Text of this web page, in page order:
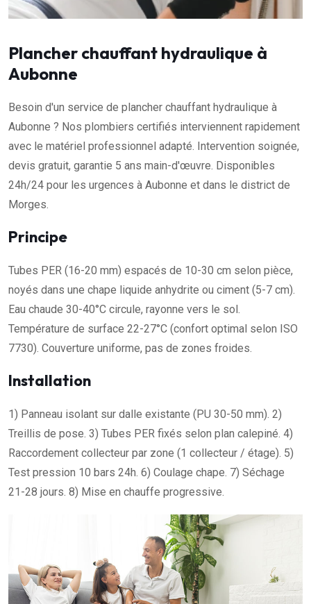
Plancher chauffant hydraulique à
Aubonne
Besoin d'un service de plancher chauffant hydraulique à
Aubonne ? Nos plombiers certifiés interviennent rapidement
avec le matériel professionnel adapté. Intervention soignée,
devis gratuit, garantie 5 ans main-d'œuvre. Disponibles
24h/24 pour les urgences à Aubonne et dans le district de
Morges.
Principe
Tubes PER (16-20 mm) espacés de 10-30 cm selon pièce,
noyés dans une chape liquide anhydrite ou ciment (5-7 cm).
Eau chaude 30-40°C circule, rayonne vers le sol.
Température de surface 22-27°C (confort optimal selon ISO
7730). Couverture uniforme, pas de zones froides.
Installation
1) Panneau isolant sur dalle existante (PU 30-50 mm). 2)
Treillis de pose. 3) Tubes PER fixés selon plan calepiné. 4)
Raccordement collecteur par zone (1 collecteur / étage). 5)
Test pression 10 bars 24h. 6) Coulage chape. 7) Séchage
21-28 jours. 8) Mise en chauffe progressive.